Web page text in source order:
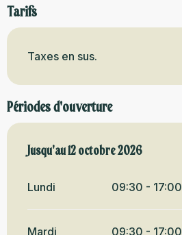
Tarifs
Taxes en sus.
Périodes d'ouverture
Du16 mai 2026au12 octobre 2026
Jusqu'au12 octobre 2026
Lundi 09:30 - 17:00
Mardi 09:30 - 17:00